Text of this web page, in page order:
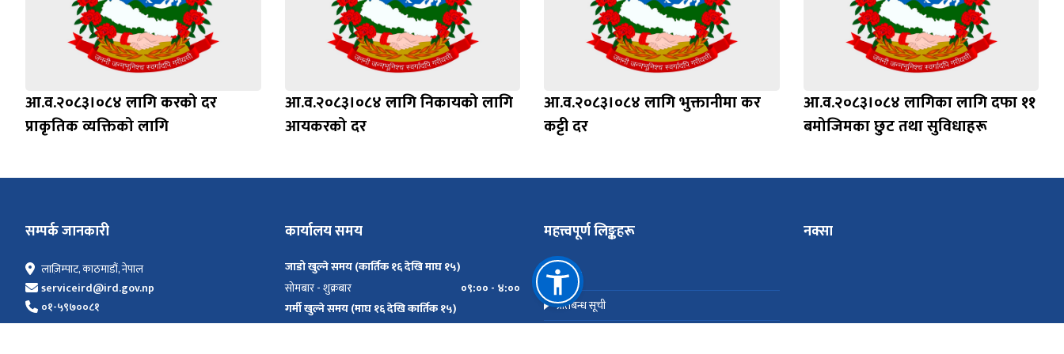
आ.व.२०८३।०८४ लागि करको दर
प्राकृतिक व्यक्तिको लागि
आ.व.२०८३।०८४ लागि निकायको लागि
आयकरको दर
आ.व.२०८३।०८४ लागि भुक्तानीमा कर
कट्टी दर
आ.व.२०८३।०८४ लागिका लागि दफा ११
बमोजिमका छुट तथा सुविधाहरू
सम्पर्क जानकारी
लाज़िम्पाट, काठमाडौं, नेपाल
serviceird@ird.gov.np
०१-५९७००८१
कार्यालय समय
जाडो खुल्ने समय (कार्तिक १६ देखि माघ १५)
सोमबार - शुक्रबार
०९:०० - ४:००
गर्मी खुल्ने समय (माघ १६ देखि कार्तिक १५)
महत्त्वपूर्ण लिङ्कहरू
सम्पर्क
प्रतिबन्ध सूची
नक्सा